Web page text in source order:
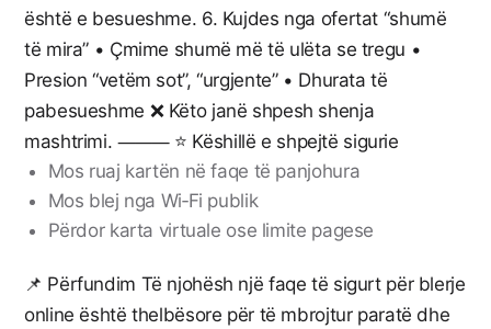
është e besueshme. 6. Kujdes nga ofertat “shumë
të mira” • Çmime shumë më të ulëta se tregu •
Presion “vetëm sot”, “urgjente” • Dhurata të
pabesueshme ❌ Këto janë shpesh shenja
mashtrimi. ⸻ ⭐ Këshillë e shpejtë sigurie
Mos ruaj kartën në faqe të panjohura
Mos blej nga Wi‑Fi publik
Përdor karta virtuale ose limite pagese
📌 Përfundim Të njohësh një faqe të sigurt për blerje
online është thelbësore për të mbrojtur paratë dhe